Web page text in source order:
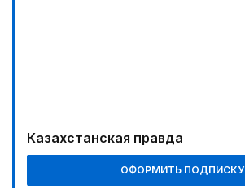
Казахстанская правда
ОФОРМИТЬ ПОДПИСКУ